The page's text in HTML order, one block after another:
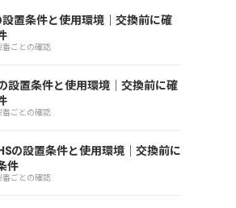
設置条件と使用環境｜交換前に確
番ごとの確認
設置条件と使用環境｜交換前に確
番ごとの確認
の設置条件と使用環境｜交換前に
件
番ごとの確認